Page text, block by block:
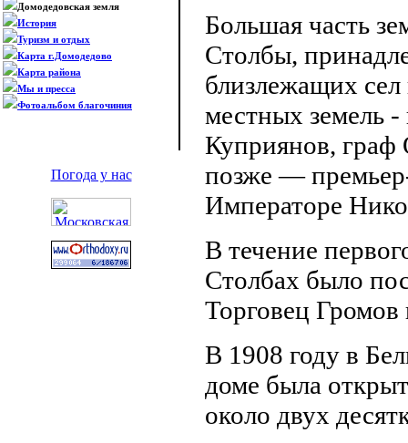
Домодедовская земля
История
Туризм и отдых
Карта г.Домодедово
Карта района
Мы и пресса
Фотоальбом благочиния
Погода у нас
Большая часть
Столбы,
близлежащих
местных земель
Куприянов, граф
позже —
Императоре
В течение
Столбах было
Торговец Громов
В 1908 году в
доме была
около двух